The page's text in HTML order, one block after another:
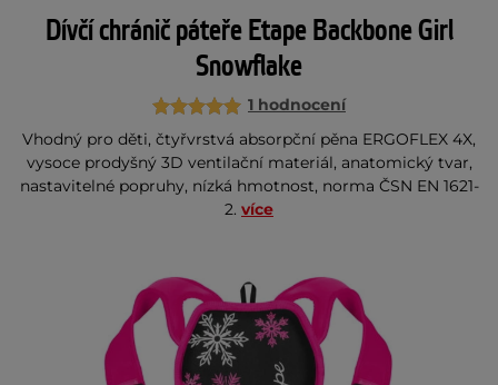
Dívčí chránič páteře Etape Backbone Girl
Snowflake
1 hodnocení
Vhodný pro děti, čtyřvrstvá absorpční pěna ERGOFLEX 4X,
vysoce prodyšný 3D ventilační materiál, anatomický tvar,
nastavitelné popruhy, nízká hmotnost, norma ČSN EN 1621-
2. více